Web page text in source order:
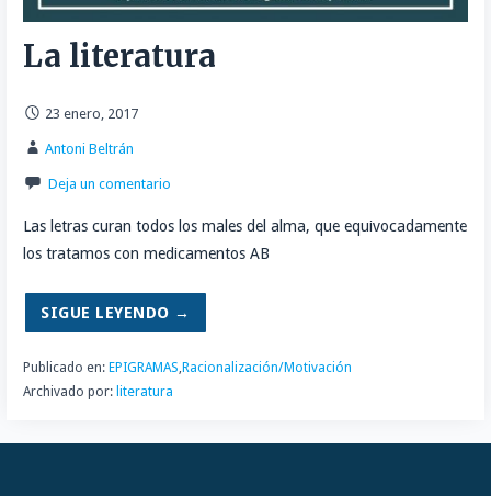
La literatura
23 enero, 2017
Antoni Beltrán
Deja un comentario
Las letras curan todos los males del alma, que equivocadamente
los tratamos con medicamentos AB
SIGUE LEYENDO →
Publicado en: EPIGRAMAS,Racionalización/Motivación
Archivado por: literatura